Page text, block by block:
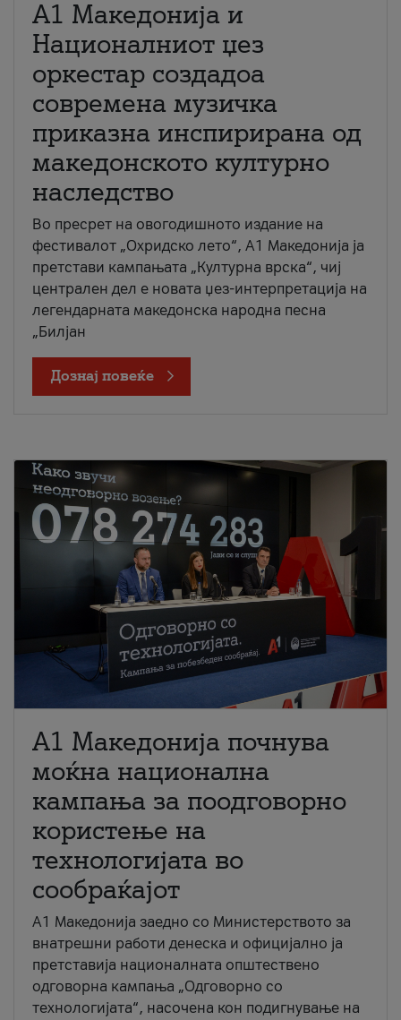
А1 Македонија и
Националниот џез
оркестар создадоа
современа музичка
приказна инспирирана од
македонското културно
наследство
Во пресрет на овогодишното издание на
фестивалот „Охридско лето“, А1 Македонија ја
претстави кампањата „Културна врска“, чиј
централен дел е новата џез-интерпретација на
легендарната македонска народна песна
„Билјан
Дознај повеќе
A1 Македонија почнува
моќна национална
кампања за поодговорно
користење на
технологијата во
сообраќајот
A1 Македонија заедно со Министерството за
внатрешни работи денеска и официјално ја
претставија националната општествено
одговорна кампања „Одговорно со
технологијата“, насочена кон подигнување на